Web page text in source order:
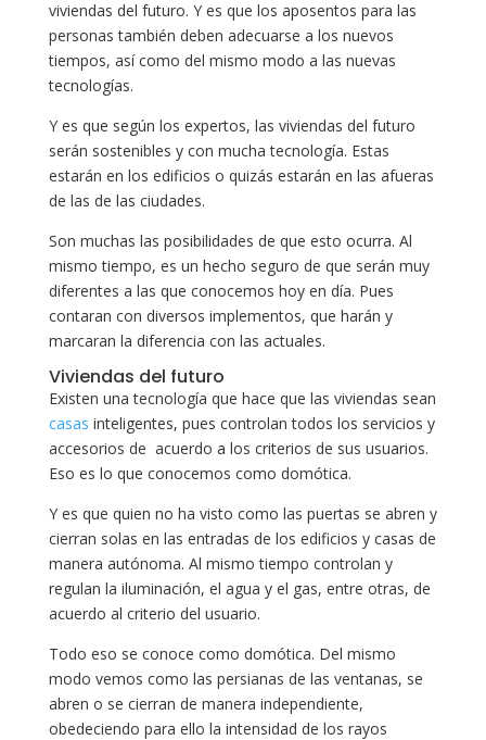
viviendas del futuro. Y es que los aposentos para las
personas también deben adecuarse a los nuevos
tiempos, así como del mismo modo a las nuevas
tecnologías.
Y es que según los expertos, las viviendas del futuro
serán sostenibles y con mucha tecnología. Estas
estarán en los edificios o quizás estarán en las afueras
de las de las ciudades.
Son muchas las posibilidades de que esto ocurra. Al
mismo tiempo, es un hecho seguro de que serán muy
diferentes a las que conocemos hoy en día. Pues
contaran con diversos implementos, que harán y
marcaran la diferencia con las actuales.
Viviendas del futuro
Existen una tecnología que hace que las viviendas sean
casas inteligentes, pues controlan todos los servicios y
accesorios de acuerdo a los criterios de sus usuarios.
Eso es lo que conocemos como domótica.
Y es que quien no ha visto como las puertas se abren y
cierran solas en las entradas de los edificios y casas de
manera autónoma. Al mismo tiempo controlan y
regulan la iluminación, el agua y el gas, entre otras, de
acuerdo al criterio del usuario.
Todo eso se conoce como domótica. Del mismo
modo vemos como las persianas de las ventanas, se
abren o se cierran de manera independiente,
obedeciendo para ello la intensidad de los rayos